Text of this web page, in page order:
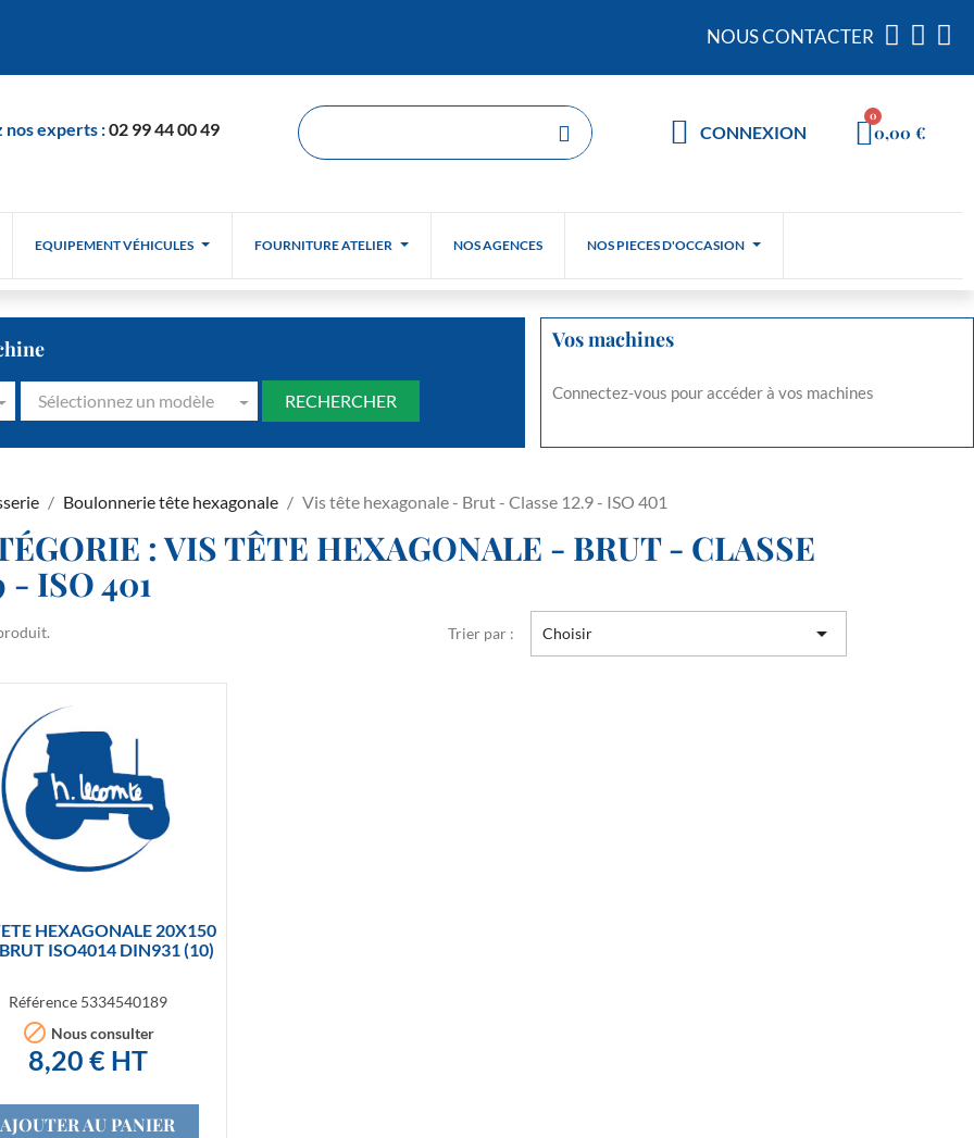
NOUS CONTACTER
nos experts :02 99 44 00 49 CONNEXION 0,00 €
EQUIPEMENT VÉHICULES FOURNITURE ATELIER NOS AGENCES NOS PIECES D'OCCASION
Sélectionnez un modèle
Vos machines
Connectez-vous pour accéder à vos machines
Boulonnerie tête hexagonale Vis tête hexagonale - Brut - Classe 12.9 - ISO 401
: VIS TÊTE HEXAGONALE - BRUT - CLASSE
- ISO 401
Trier par : Choisir 
Aperçu rapide
HEXAGONALE 20X150
ISO4014 DIN931 (10)
Référence 5334540189
 Nous consulter
8,20 € HT
AJOUTER AU PANIER